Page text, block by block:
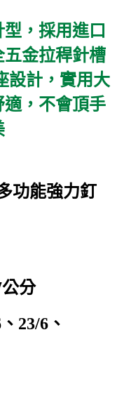
，採用進口
金拉稈針槽
設計，實用大
，不會頂手
功能強力釘
分
23/6、